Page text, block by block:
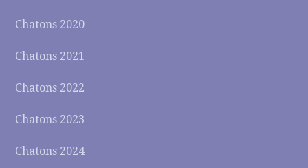
Chatons 2020
Chatons 2021
Chatons 2022
Chatons 2023
Chatons 2024